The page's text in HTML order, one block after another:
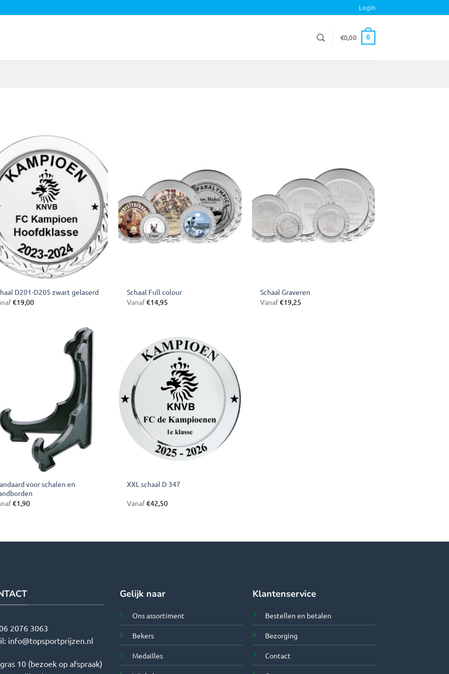
Login
€0,00 0
Toevoegen
aan
verlanglijst
D201-D205 zwart gelaserd
€19,00
verlanglijst
Schaal Full colour
Vanaf€14,95
aan
verlanglijst
Schaal Graveren
Vanaf€19,25
Toevoegen
aan
verlanglijst
voor schalen en
€1,90
Toevoegen
aan
verlanglijst
XXL schaal D 347
Vanaf€42,50
2076 3063
info@topsportprijzen.nl
10 (bezoek op afspraak)
Gelijk naar
Ons assortiment
Bekers
Medailles
Klantenservice
Bestellen en betalen
Bezorging
Contact